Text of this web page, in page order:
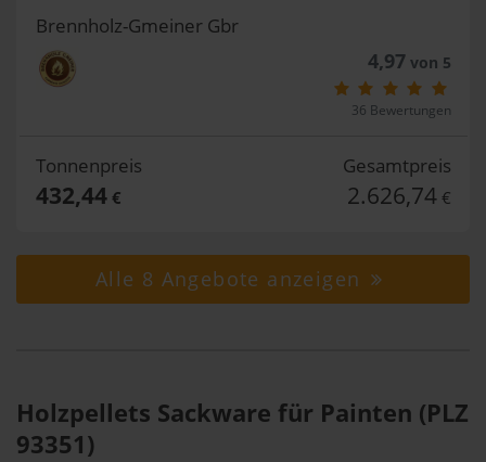
Brennholz-Gmeiner Gbr
4,97von 5
36 Bewertungen
Tonnenpreis
432,44€
Gesamtpreis
2.626,74 €
Alle 8 Angebote anzeigen
Holzpellets Sackware für Painten (PLZ
93351)